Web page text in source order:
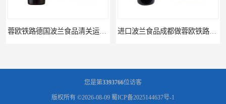
蓉欧铁路德国波兰食品清关运输门到门 进口波兰食品成都做蓉欧铁路代理的公司
您是第3393766位访客
版权所有 ©2026-08-09 蜀ICP备2025144637号-1